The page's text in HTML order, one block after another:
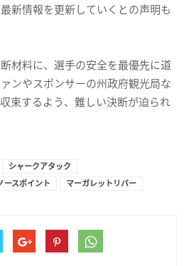
新情報を更新していくとの声明も
材料に、選手の安全を最優先に道
ンやスポンサーの州政府観光局な
束するよう、難しい決断が迫られ
シャークアタック
ースポイント マーガレットリバー